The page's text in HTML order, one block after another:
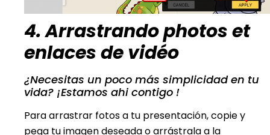
4. Arrastrando photos et
enlaces de vidéo
¿Necesitas un poco más simplicidad en tu
vida? ¡Estamos ahi contigo !
Para arrastrar fotos a tu presentación, copie y
pega tu imagen deseada o arrástrala a la